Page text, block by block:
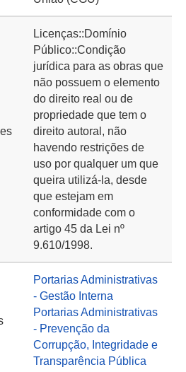
Licenças::Domínio
Público::Condição
jurídica para as obras que
não possuem o elemento
do direito real ou de
propriedade que tem o
direito autoral, não
havendo restrições de
uso por qualquer um que
queira utilizá-la, desde
que estejam em
conformidade com o
artigo 45 da Lei nº
9.610/1998.
Portarias Administrativas
- Gestão Interna
Portarias Administrativas
- Prevenção da
Corrupção, Integridade e
Transparência Pública